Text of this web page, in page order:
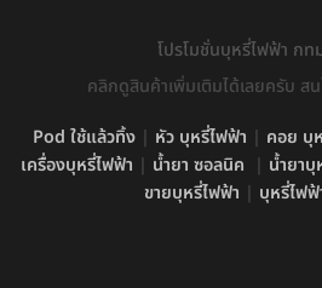
โปรโมชั่นบุหรี่ไฟฟ้า กท
คลิกดูสินค้าเพิ่มเติมได้เลยครับ ส
Pod ใช้แล้วทิ้ง | หัว บุหรี่ไฟฟ้า | คอย บุ
เครื่องบุหรี่ไฟฟ้า | น้ำยา ซอลนิค | น้ำยาบุ
ขายบุหรี่ไฟฟ้า | บุหรี่ไฟ